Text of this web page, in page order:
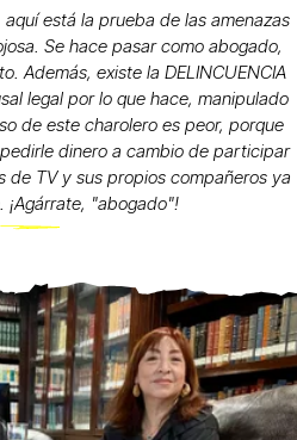
está la prueba de las amenazas
Se hace pasar como abogado,
Además, existe la DELINCUENCIA
legal por lo que hace, manipulado
de este charolero es peor, porque
dinero a cambio de participar
de TV y sus propios compañeros ya
¡Agárrate, "abogado"!